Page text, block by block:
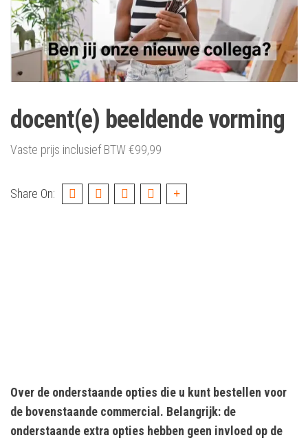
docent(e) beeldende vorming
Vaste prijs inclusief BTW€99,99
Share On:
Over de onderstaande opties die u kunt bestellen voor
de bovenstaande commercial. Belangrijk: de
onderstaande extra opties hebben geen invloed op de